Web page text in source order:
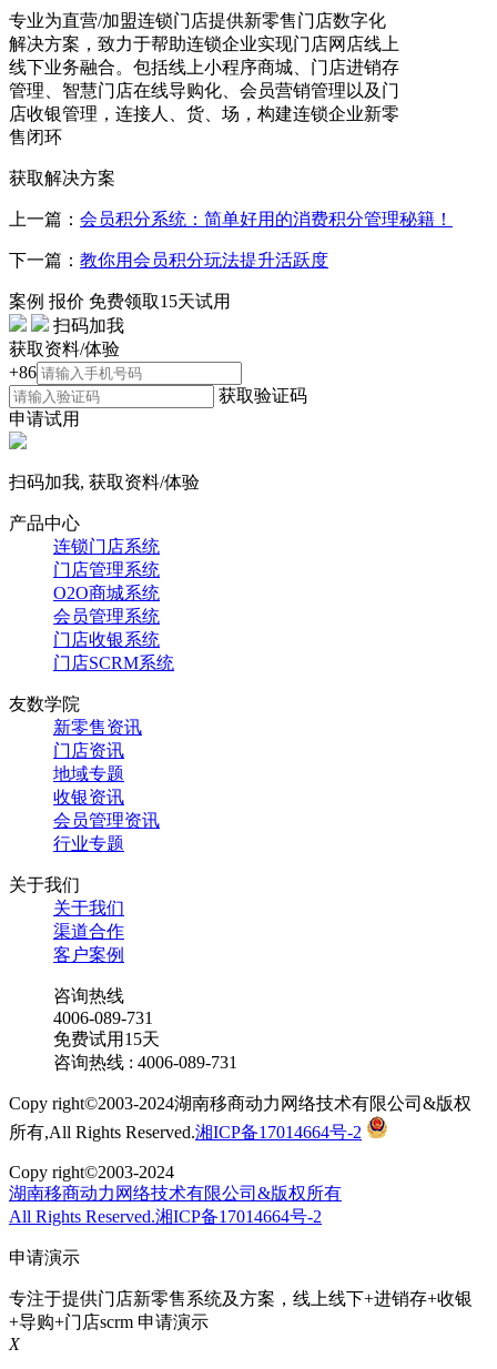
专业为直营/加盟连锁门店提供新零售门店数字化
解决方案，致力于帮助连锁企业实现门店网店线上
线下业务融合。包括线上小程序商城、门店进销存
管理、智慧门店在线导购化、会员营销管理以及门
店收银管理，连接人、货、场，构建连锁企业新零
售闭环
获取解决方案
上一篇： 会员积分系统：简单好用的消费积分管理秘籍！
下一篇： 教你用会员积分玩法提升活跃度
案例 报价 免费领取15天试用
扫码加我
获取资料/体验
+86
获取验证码
申请试用
扫码加我, 获取资料/体验
产品中心
连锁门店系统
门店管理系统
O2O商城系统
会员管理系统
门店收银系统
门店SCRM系统
友数学院
新零售资讯
门店资讯
地域专题
收银资讯
会员管理资讯
行业专题
关于我们
关于我们
渠道合作
客户案例
咨询热线
4006-089-731
免费试用15天
咨询热线 : 4006-089-731
Copy right©2003-2024湖南移商动力网络技术有限公司&版权
所有,All Rights Reserved.湘ICP备17014664号-2
Copy right©2003-2024
湖南移商动力网络技术有限公司&版权所有
All Rights Reserved.湘ICP备17014664号-2
申请演示
专注于提供门店新零售系统及方案，线上线下+进销存+收银
+导购+门店scrm 申请演示
X